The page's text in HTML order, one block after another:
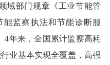
域部门规章《工业节能管
监察执法和节能诊断服
4年来，全国累计监察高耗
业基本实现全覆盖，高强